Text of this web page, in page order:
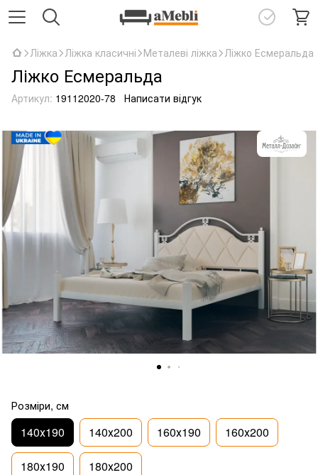
Ліжка Ліжка класичні Металеві ліжка Ліжко Есмеральда
Ліжко Есмеральда
Артикул: 19112020-78 Написати відгук
Розміри, см
140х190 140х200 160х190 160х200
180х190 180х200